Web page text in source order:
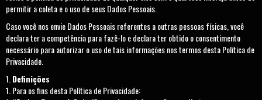
permitir a coleta e o uso de seus Dados Pessoais.
Caso você nos envie Dados Pessoais referentes a outras pessoas físicas, você
declara ter a competência para fazê-lo e declara ter obtido o consentimento
necessário para autorizar o uso de tais informações nos termos desta Política de
Privacidade.
Definições
Para os fins desta Política de Privacidade: